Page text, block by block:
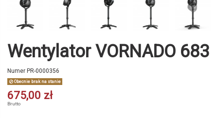
Wentylator VORNADO 683
Numer PR-0000356
Obecnie brak na stanie
675,00 zł
Brutto